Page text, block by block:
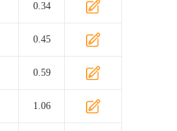
0.34
0.45
0.59
1.06